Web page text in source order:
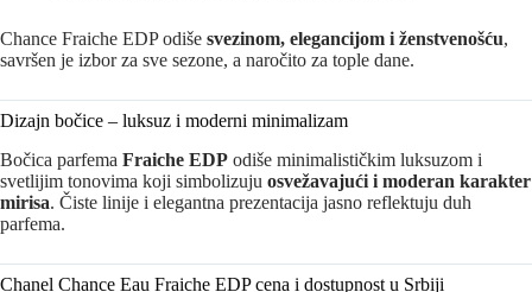
Chance Fraiche EDP odiše svezinom, elegancijom i ženstvenošću,
savršen je izbor za sve sezone, a naročito za tople dane.
Dizajn bočice – luksuz i moderni minimalizam
Bočica parfema Fraiche EDP odiše minimalističkim luksuzom i
svetlijim tonovima koji simbolizuju osvežavajući i moderan karakter
mirisa. Čiste linije i elegantna prezentacija jasno reflektuju duh
parfema.
Chanel Chance Eau Fraiche EDP cena i dostupnost u Srbiji